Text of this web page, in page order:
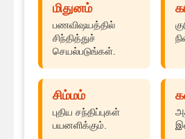
மிதுனம்
பணவிஷயத்தில்
சிந்தித்துச்
செயல்படுங்கள்.
சிம்மம்
புதிய சந்திப்புகள்
பயனளிக்கும்.